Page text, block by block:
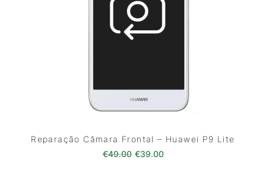
Reparação Câmara Frontal – Huawei P9 Lite
€49.00 O preço original era: €49.00.
€39.00O preço atual é: